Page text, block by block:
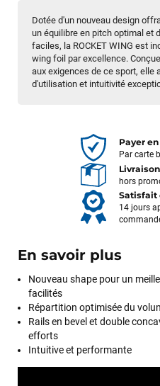
Dotée d'un nouveau design
un équilibre en pitch optimal et
faciles, la ROCKET WING est
wing foil par excellence.
aux exigences de ce sport, elle
d'utilisation et intuitivité
Payer
Par carte
hors
Satisfait
14 jours
En savoir plus
Nouveau shape pour un
facilités
Répartition optimisée du
Rails en bevel et double
efforts
Intuitive et performante